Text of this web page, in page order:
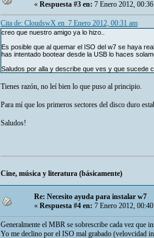
« Respuesta #3 en: 7 Enero 2012,
Cita de: CloudswX en 7 Enero 2012, 00:31 am
creo que nuestro amigo ya lo hizo..
Es posible que al quemar el ISO del w7 se haya
has intentado bootear desde la USB lo haces
Saludos por alla y describe que ves y que sucede
Tienes razón, no leí bien lo que puso al principio.
Para mí que los primeros sectores del disco duro
Saludos!
Cine, música y literatura (básicamente)
Re: Necesito ayuda para instalar w7
«Respuesta #4 en:7 Enero 2012,
Generalmente el MBR se sobrescribe cada vez que
Yo me declino por el ISO mal grabado (velovcidad